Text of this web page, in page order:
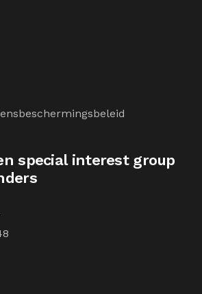
special interest group